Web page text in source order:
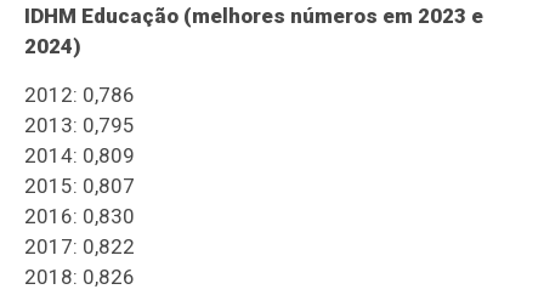
IDHM Educação (melhores números em 2023 e
2024)
2012: 0,786
2013: 0,795
2014: 0,809
2015: 0,807
2016: 0,830
2017: 0,822
2018: 0,826